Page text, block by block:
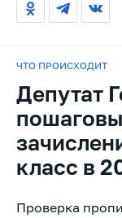
ЧТО ПРОИСХОДИТ
Депутат
класс в
Проверка